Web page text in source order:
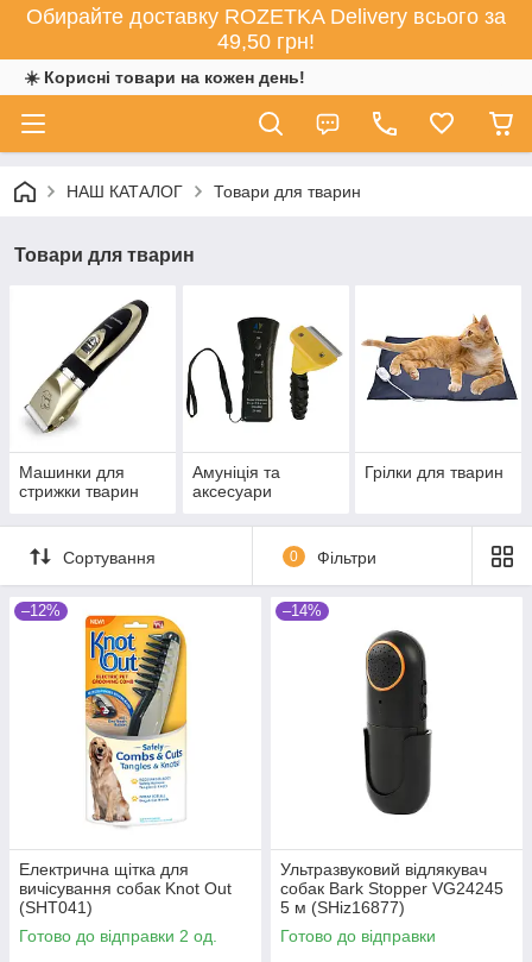
Обирайте доставку ROZETKA Delivery всього за
49,50 грн!
☀️ Корисні товари на кожен день!
НАШ КАТАЛОГ Товари для тварин
Товари для тварин
Машинки для
стрижки тварин
Амуніція та
аксесуари
Грілки для тварин
Сортування 0 Фільтри
–12%
Електрична щітка для
вичісування собак Knot Out
(SHT041)
Готово до відправки 2 од.
–14%
Ультразвуковий відлякувач
собак Bark Stopper VG24245
5 м (SHiz16877)
Готово до відправки